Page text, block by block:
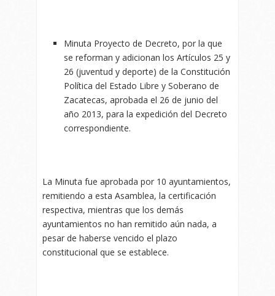
Minuta Proyecto de Decreto, por la que
se reforman y adicionan los Artículos 25 y
26 (juventud y deporte) de la Constitución
Política del Estado Libre y Soberano de
Zacatecas, aprobada el 26 de junio del
año 2013, para la expedición del Decreto
correspondiente.
La Minuta fue aprobada por 10 ayuntamientos,
remitiendo a esta Asamblea, la certificación
respectiva, mientras que los demás
ayuntamientos no han remitido aún nada, a
pesar de haberse vencido el plazo
constitucional que se establece.